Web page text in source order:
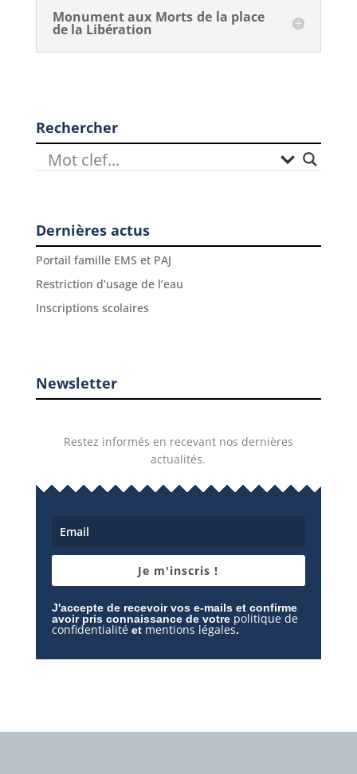
Monument aux Morts de la place
de la Libération
Rechercher
Dernières actus
Portail famille EMS et PAJ
Restriction d’usage de l’eau
Inscriptions scolaires
Newsletter
Restez informés en recevant nos dernières
actualités.
Je m'inscris !
J'accepte de recevoir vos e-mails et confirme
avoir pris connaissance de votre politique de
confidentialitéet mentions légales.